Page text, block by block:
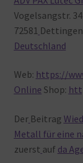
Vogelsangstr. 34
72581
Deutschland
Web: https://
Online Shop:
Der Beitrag
Metall für eine
zuerst auf da